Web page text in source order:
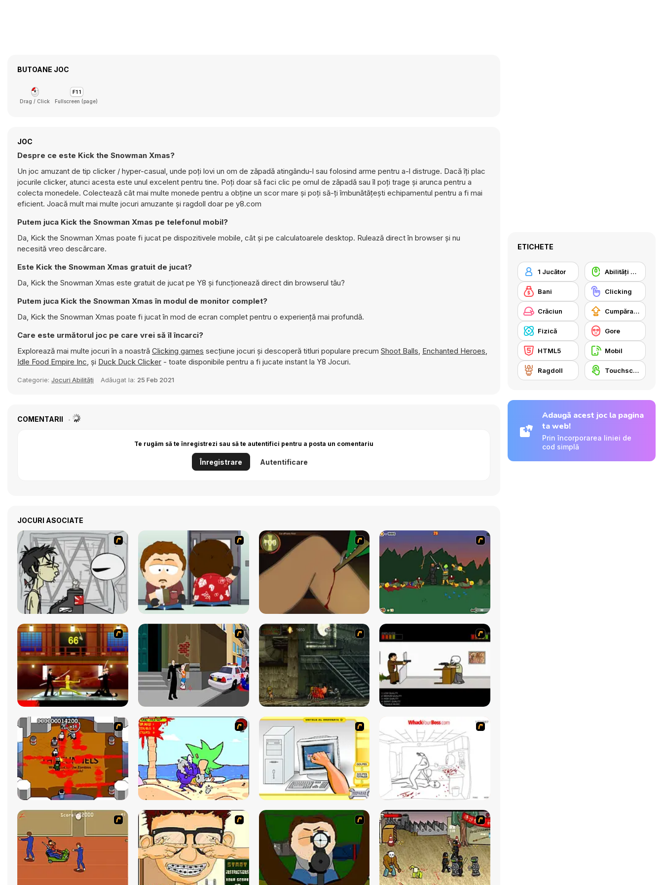
BUTOANE JOC
Drag / Click Fullscreen (page)
JOC
Despre ce este Kick the Snowman Xmas?
Un joc amuzant de tip clicker / hyper-casual, unde poți lovi un om de zăpadă atingându-l sau folosind arme pentru a-l distruge. Dacă îți plac
jocurile clicker, atunci acesta este unul excelent pentru tine. Poți doar să faci clic pe omul de zăpadă sau îl poți trage și arunca pentru a
colecta monedele. Colectează cât mai multe monede pentru a obține un scor mare și poți să-ți îmbunătățești echipamentul pentru a fi mai
eficient. Joacă mult mai multe jocuri amuzante și ragdoll doar pe y8.com
Putem juca Kick the Snowman Xmas pe telefonul mobil?
Da, Kick the Snowman Xmas poate fi jucat pe dispozitivele mobile, cât și pe calculatoarele desktop. Rulează direct în browser și nu
necesită vreo descărcare.
Este Kick the Snowman Xmas gratuit de jucat?
Da, Kick the Snowman Xmas este gratuit de jucat pe Y8 și funcționează direct din browserul tău?
Putem juca Kick the Snowman Xmas în modul de monitor complet?
Da, Kick the Snowman Xmas poate fi jucat în mod de ecran complet pentru o experiență mai profundă.
Care este următorul joc pe care vrei să îl încarci?
Explorează mai multe jocuri în a noastră Clicking games secțiune jocuri și descoperă titluri populare precum Shoot Balls, Enchanted Heroes,
Idle Food Empire Inc, și Duck Duck Clicker - toate disponibile pentru a fi jucate instant la Y8 Jocuri.
Categorie: Jocuri Abilități Adăugat la: 25 Feb 2021
COMENTARII
Te rugăm să te înregistrezi sau să te autentifici pentru a posta un comentariu
Înregistrare Autentificare
JOCURI ASOCIATE
ETICHETE
1 Jucător Abilități Mouse
Bani Clicking
Crăciun Cumpărare Echipamente Actualizate
Fizică Gore
HTML5 Mobil
Ragdoll Touchscreen
Adaugă acest joc la pagina
ta web!
Prin încorporarea liniei de
cod simplă